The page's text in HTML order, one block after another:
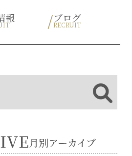
報 ブログ
RECRUIT
月別アーカイブ